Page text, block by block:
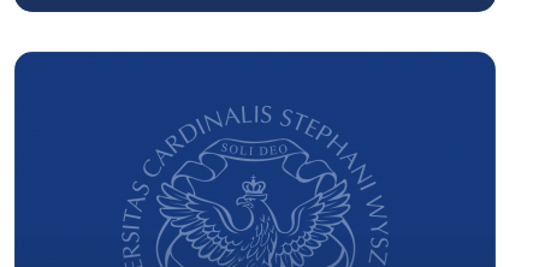
Filozofii Chrześcijańskiej, Instytut Psychologii,...